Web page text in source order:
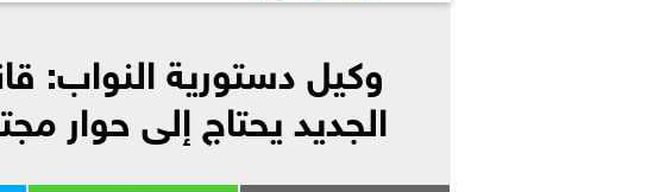
وكيل دستورية النواب:
الجديد يحتاج إلى حوار